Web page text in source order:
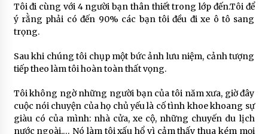
Tôi đi cùng với 4 người bạn thân thiết trong lớp đến.Tôi để
ý rằng phải có đến 90% các bạn tôi đều đi xe ô tô sang
trọng.
Sau khi chúng tôi chụp một bức ảnh lưu niệm, cảnh tượng
tiếp theo làm tôi hoàn toàn thất vọng.
Tôi không ngờ những người bạn của tôi năm xưa, giờ đây
cuộc nói chuyện của họ chủ yếu là cố tình khoe khoang sự
giàu có của mình: nhà cửa, xe cộ, những chuyến du lịch
nước ngoài,… Nó làm tôi xấu hổ vì cảm thấy thua kém mọi